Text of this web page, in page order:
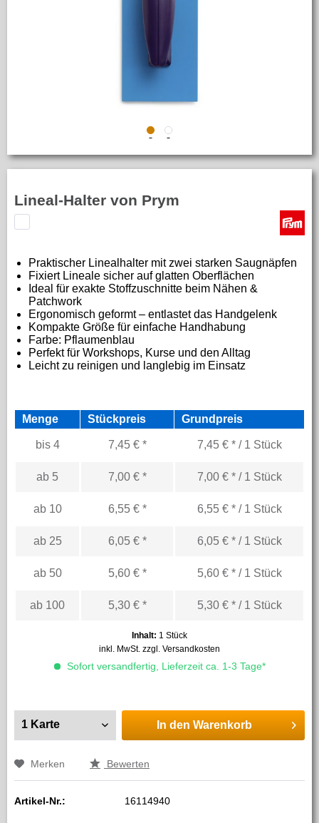
Lineal-Halter von Prym
Praktischer Linealhalter mit zwei starken Saugnäpfen
Fixiert Lineale sicher auf glatten Oberflächen
Ideal für exakte Stoffzuschnitte beim Nähen &
Patchwork
Ergonomisch geformt – entlastet das Handgelenk
Kompakte Größe für einfache Handhabung
Farbe: Pflaumenblau
Perfekt für Workshops, Kurse und den Alltag
Leicht zu reinigen und langlebig im Einsatz
Menge Stückpreis Grundpreis
bis 4 7,45 € * 7,45 € * / 1 Stück
ab 5 7,00 € * 7,00 € * / 1 Stück
ab 10 6,55 € * 6,55 € * / 1 Stück
ab 25 6,05 € * 6,05 € * / 1 Stück
ab 50 5,60 € * 5,60 € * / 1 Stück
ab 100 5,30 € * 5,30 € * / 1 Stück
Inhalt: 1 Stück
inkl. MwSt. zzgl. Versandkosten
Sofort versandfertig, Lieferzeit ca. 1-3 Tage*
In den Warenkorb
Merken Bewerten
Artikel-Nr.: 16114940